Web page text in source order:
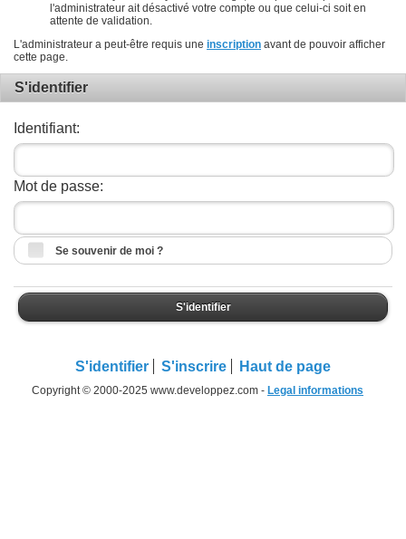
l'administrateur ait désactivé votre compte ou que celui-ci soit en
attente de validation.
L'administrateur a peut-être requis une inscription avant de pouvoir afficher
cette page.
S'identifier
Identifiant:
Mot de passe:
Se souvenir de moi ?
S'identifier
S'identifier S'inscrire Haut de page
Copyright © 2000-2025 www.developpez.com - Legal informations